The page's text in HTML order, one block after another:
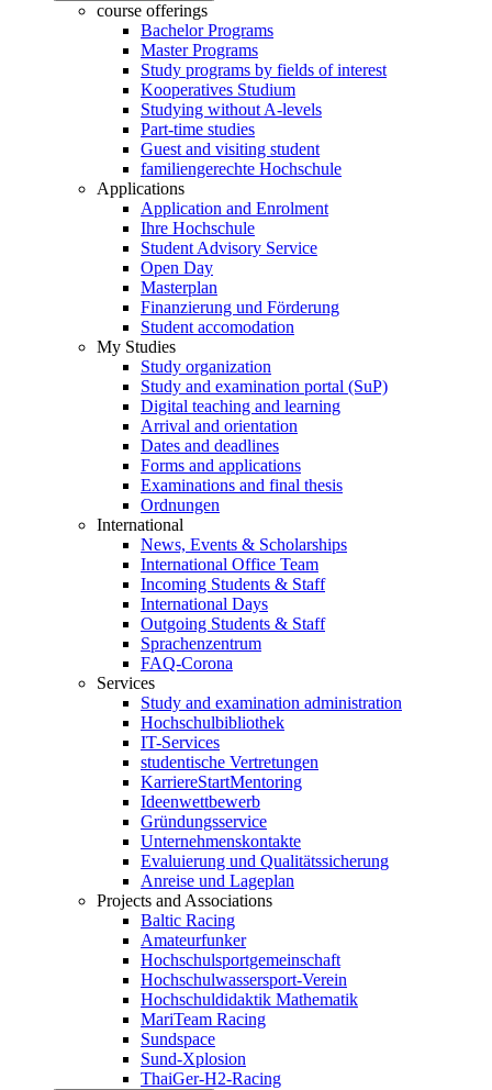
course offerings
Bachelor Programs
Master Programs
Study programs by fields of interest
Kooperatives Studium
Studying without A-levels
Part-time studies
Guest and visiting student
familiengerechte Hochschule
Applications
Application and Enrolment
Ihre Hochschule
Student Advisory Service
Open Day
Masterplan
Finanzierung und Förderung
Student accomodation
My Studies
Study organization
Study and examination portal (SuP)
Digital teaching and learning
Arrival and orientation
Dates and deadlines
Forms and applications
Examinations and final thesis
Ordnungen
International
News, Events & Scholarships
International Office Team
Incoming Students & Staff
International Days
Outgoing Students & Staff
Sprachenzentrum
FAQ-Corona
Services
Study and examination administration
Hochschulbibliothek
IT-Services
studentische Vertretungen
KarriereStartMentoring
Ideenwettbewerb
Gründungsservice
Unternehmenskontakte
Evaluierung und Qualitätssicherung
Anreise und Lageplan
Projects and Associations
Baltic Racing
Amateurfunker
Hochschulsportgemeinschaft
Hochschulwassersport-Verein
Hochschuldidaktik Mathematik
MariTeam Racing
Sundspace
Sund-Xplosion
ThaiGer-H2-Racing